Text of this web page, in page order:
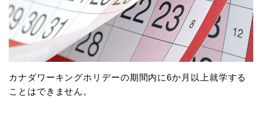
カナダワーキングホリデーの期間内に6か月以上就学する
ことはできません。